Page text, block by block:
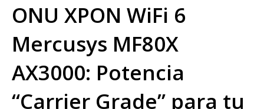
ONU XPON WiFi 6
Mercusys MF80X
AX3000: Potencia
“Carrier Grade” para tu